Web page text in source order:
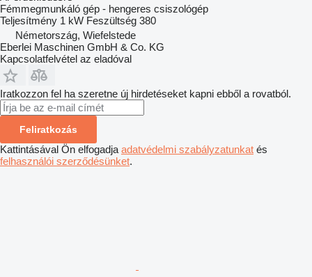
Fémmegmunkáló gép - hengeres csiszológép
Teljesítmény 1 kW Feszültség 380
Németország, Wiefelstede
Eberlei Maschinen GmbH & Co. KG
Kapcsolatfelvétel az eladóval
Iratkozzon fel ha szeretne új hirdetéseket kapni ebből a rovatból.
Feliratkozás
Kattintásával Ön elfogadja adatvédelmi szabályzatunkat és
felhasználói szerződésünket.